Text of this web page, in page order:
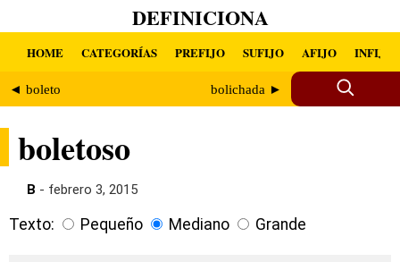
DEFINICIONA
HOME CATEGORÍAS PREFIJO SUFIJO AFIJO INFIJO
◄ boleto bolichada ►
boletoso
B - febrero 3, 2015
Texto: Pequeño Mediano Grande